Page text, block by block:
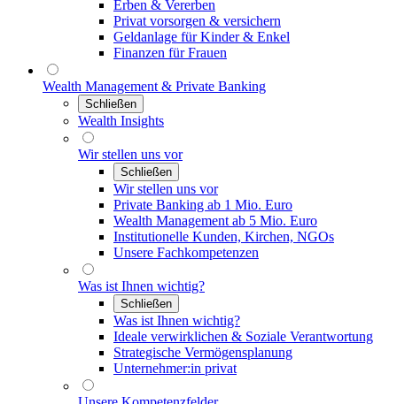
Erben & Vererben
Privat vorsorgen & versichern
Geldanlage für Kinder & Enkel
Finanzen für Frauen
Wealth Management & Private Banking
Schließen
Wealth Insights
Wir stellen uns vor
Schließen
Wir stellen uns vor
Private Banking ab 1 Mio. Euro
Wealth Management ab 5 Mio. Euro
Institutionelle Kunden, Kirchen, NGOs
Unsere Fachkompetenzen
Was ist Ihnen wichtig?
Schließen
Was ist Ihnen wichtig?
Ideale verwirklichen & Soziale Verantwortung
Strategische Vermögensplanung
Unternehmer:in privat